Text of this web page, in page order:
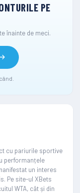
PE
înainte de meci.
cu pariurile sportive
performanțele
un interes
Pe site-ul XBets
WTA, cât și din